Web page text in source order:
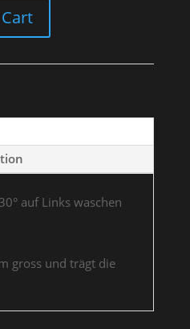
auf Links waschen
gross und trägt die